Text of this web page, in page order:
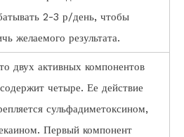
2-3 р/день, чтобы
желаемого результата.
двух активных компонентов
четыре. Ее действие
сульфадиметоксином,
Первый компонент